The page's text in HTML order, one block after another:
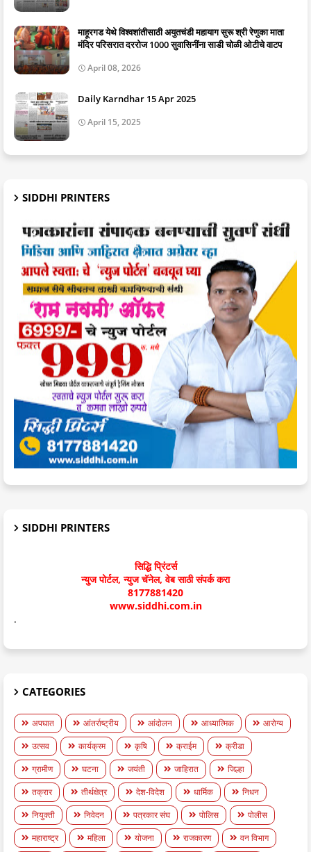
माहूरगड येथे विश्वशांतीसाठी अयुतचंडी महायाग सुरू श्री रेणुका माता
मंदिर परिसरात दररोज 1000 सुवासिनींना साडी चोळी ओटीचे वाटप
April 08, 2026
Daily Karndhar 15 Apr 2025
April 15, 2025
SIDDHI PRINTERS
SIDDHI PRINTERS
सिद्धि प्रिंटर्स
न्युज पोर्टल, न्युज चॅनेल, वेब साठी संपर्क करा
8177881420
www.siddhi.com.in
.
CATEGORIES
अपघात आंतर्राष्ट्रीय आंदोलन आध्यात्मिक
आरोग्य
उत्सव
कार्यक्रम कृषि क्राईम
क्रीडा
ग्रामीण
घटना जयंती जाहिरात
जिल्हा
तक्रार
तीर्थक्षेत्र देश-विदेश धार्मिक
निधन
नियुक्ती
निवेदन पत्रकार संघ पोलिस
पोलीस
महाराष्ट्र
महिला योजना राजकारण
वन विभाग